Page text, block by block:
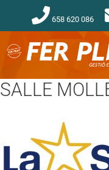
658 620 086
SALLE